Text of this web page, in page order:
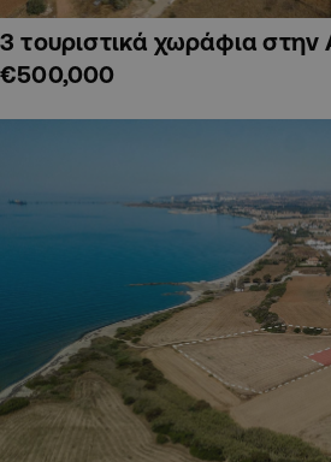
3 τουριστικά χωράφια
€500,000